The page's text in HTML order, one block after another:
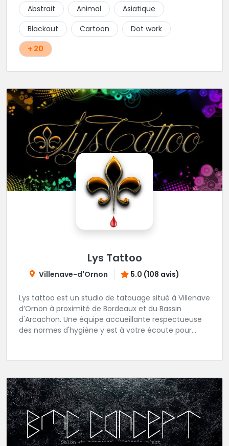
Abstrait Animal
Asiatique
Blackout
Cartoon
Dot work
+ 20
Lys Tattoo
Villenave-d'Ornon 5.0 (108 avis)
Lys tattoo est un studio de tatouage situé à Villenave
d’Ornon à proximité de Bordeaux et du Bassin
d'Arcachon. Une équipe accueillante respectueuse
des normes d'hygiène y est à votre écoute pour